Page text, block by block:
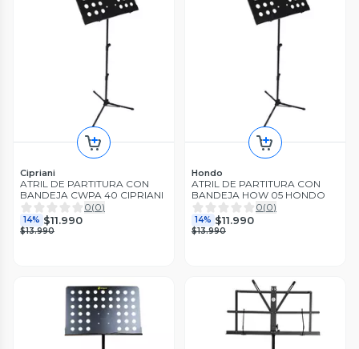
Cipriani
ATRIL DE PARTITURA CON
BANDEJA CWPA 40 CIPRIANI
0(0)
14% $11.990
$13.990
Hondo
ATRIL DE PARTITURA CON
BANDEJA HOW 05 HONDO
0(0)
14% $11.990
$13.990